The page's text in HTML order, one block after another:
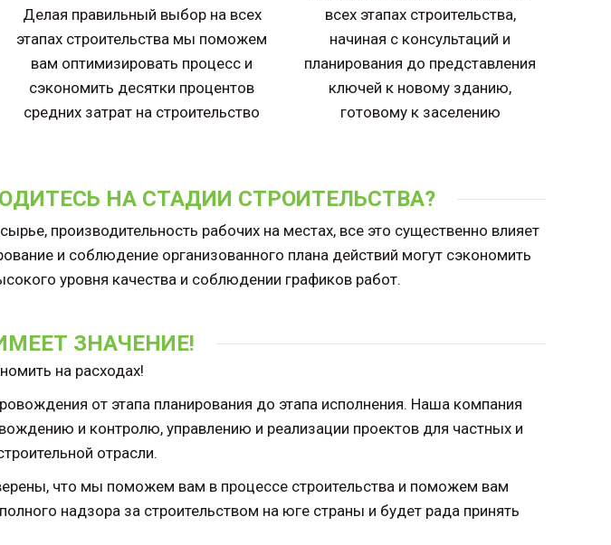
всех этапах строительства,
начиная с консультаций и
планирования до представления
ключей к новому зданию,
готовому к заселению
Делая правильный выбор на всех
этапах строительства мы поможем
вам оптимизировать процесс и
сэкономить десятки процентов
средних затрат на строительство
НА СТАДИИ СТРОИТЕЛЬСТВА?
производительность рабочих на местах, все это существенно влияет
и соблюдение организованного плана действий могут сэкономить
уровня качества и соблюдении графиков работ.
ЗНАЧЕНИЕ!
на расходах!
от этапа планирования до этапа исполнения. Наша компания
и контролю, управлению и реализации проектов для частных и
отрасли.
что мы поможем вам в процессе строительства и поможем вам
надзора за строительством на юге страны и будет рада принять